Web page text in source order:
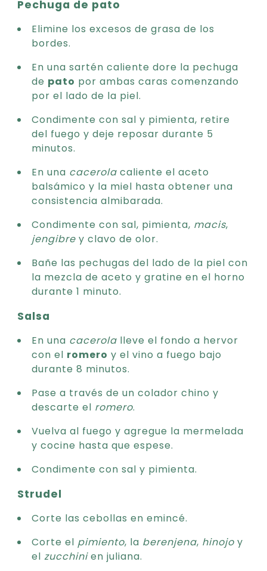
Pechuga de pato
Elimine los excesos de grasa de los
bordes.
En una sartén caliente dore la pechuga
de pato por ambas caras comenzando
por el lado de la piel.
Condimente con sal y pimienta, retire
del fuego y deje reposar durante 5
minutos.
En una cacerola caliente el aceto
balsámico y la miel hasta obtener una
consistencia almibarada.
Condimente con sal, pimienta, macis,
jengibre y clavo de olor.
Bañe las pechugas del lado de la piel con
la mezcla de aceto y gratine en el horno
durante 1 minuto.
Salsa
En una cacerola lleve el fondo a hervor
con el romero y el vino a fuego bajo
durante 8 minutos.
Pase a través de un colador chino y
descarte el romero.
Vuelva al fuego y agregue la mermelada
y cocine hasta que espese.
Condimente con sal y pimienta.
Strudel
Corte las cebollas en emincé.
Corte el pimiento, la berenjena, hinojo y
el zucchinien juliana.